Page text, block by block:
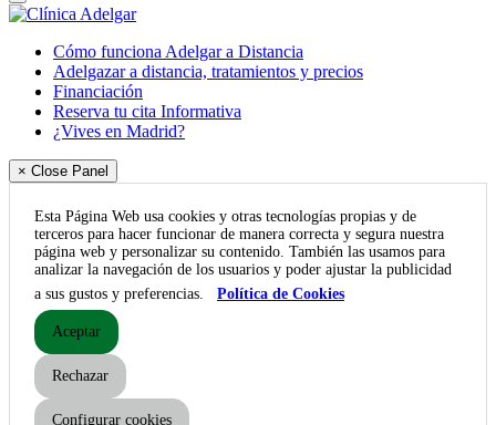
Cómo funciona Adelgar a Distancia
Adelgazar a distancia, tratamientos y precios
Financiación
Reserva tu cita Informativa
¿Vives en Madrid?
× Close Panel
Esta Página Web usa cookies y otras tecnologías propias y de
terceros para hacer funcionar de manera correcta y segura nuestra
página web y personalizar su contenido. También las usamos para
analizar la navegación de los usuarios y poder ajustar la publicidad
a sus gustos y preferencias.
Política de Cookies
Aceptar
Rechazar
Configurar cookies